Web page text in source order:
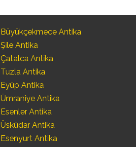
Büyükçekmece Antika
Şile Antika
Çatalca Antika
Tuzla Antika
Eyüp Antika
Ümraniye Antika
Esenler Antika
Üsküdar Antika
Esenyurt Antika